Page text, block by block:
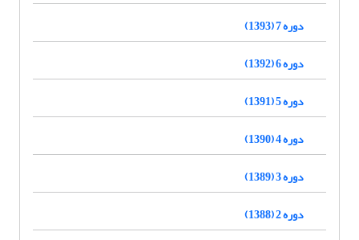
دوره 7 (1393)
دوره 6 (1392)
دوره 5 (1391)
دوره 4 (1390)
دوره 3 (1389)
دوره 2 (1388)